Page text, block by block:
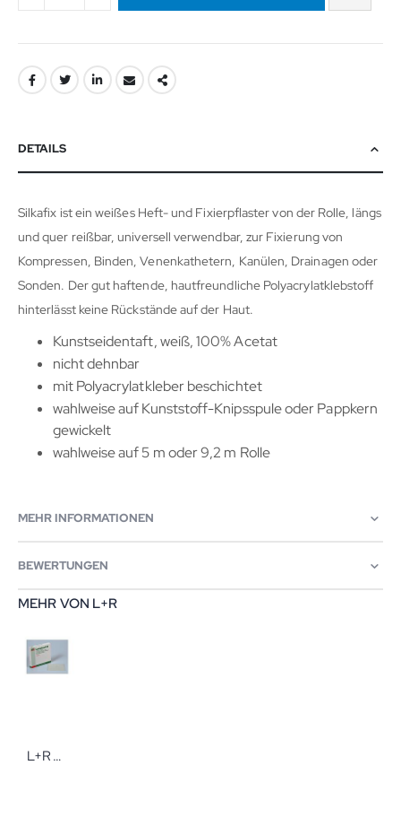
DETAILS
Silkafix ist ein weißes Heft- und Fixierpflaster von der Rolle, längs
und quer reißbar, universell verwendbar, zur Fixierung von
Kompressen, Binden, Venenkathetern, Kanülen, Drainagen oder
Sonden. Der gut haftende, hautfreundliche Polyacrylatklebstoff
hinterlässt keine Rückstände auf der Haut.
Kunstseidentaft, weiß, 100% Acetat
nicht dehnbar
mit Polyacrylatkleber beschichtet
wahlweise auf Kunststoff-Knipsspule oder Pappkern
gewickelt
wahlweise auf 5 m oder 9,2 m Rolle
MEHR INFORMATIONEN
BEWERTUNGEN
MEHR VON L+R
L+R Lomatuell H Salbentüll Salbentüll von Lohmann & Rauscher in verschiedenen Ausführungen